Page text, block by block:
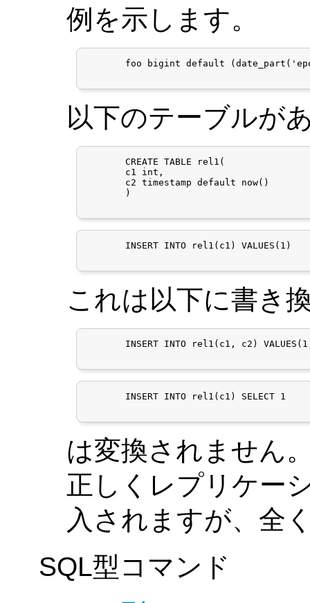
例を示します。
foo bigint default
以下のテーブルが
       CREATE TABLE rel1(
       c1 int,
       c2 timestamp default now()
       )
       INSERT INTO rel1(c1) VALUES(1)
これは以下に書き
INSERT INTO rel1(c1, c2)
       INSERT INTO rel1(c1) SELECT 1
は変換されません
正しくレプリケー
入されますが、全
SQL型コマンド